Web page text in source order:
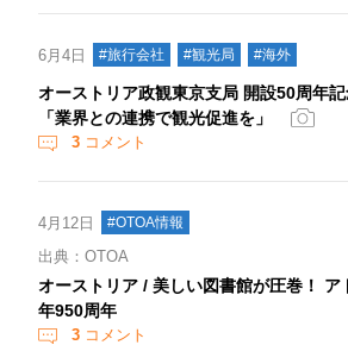
6月4日 #旅行会社 #観光局 #海外
オーストリア政観東京支局 開設50周年記
「業界との連携で観光促進を」
3 コメント
4月12日 #OTOA情報
出典：OTOA
オーストリア / 美しい図書館が圧巻！ ア
年950周年
3 コメント